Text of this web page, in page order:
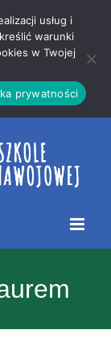
usług i
warunki
w Twojej
prywatności